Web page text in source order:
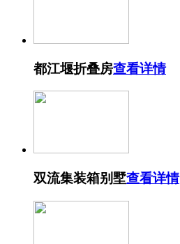
都江堰折叠房查看详情
双流集装箱别墅查看详情